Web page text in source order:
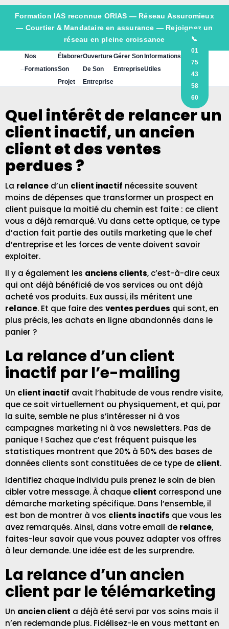
Formation IAS reconnue ORIAS — Réseau Assuromieux
— Courtier & Mandataire en assurance — Rejoignez un
réseau en pleine croissance
Nos
Formations
Élaborer
Son
Projet
Ouverture
De Son
Entreprise
Gérer Son
Entreprise
Informations
Utiles
📞
01
75
43
58
60
Quel intérêt de relancer un
client inactif, un ancien
client et des ventes
perdues ?
La relance d’un client inactif nécessite souvent
moins de dépenses que transformer un prospect en
client puisque la moitié du chemin est faite : ce client
vous a déjà remarqué. Vu dans cette optique, ce type
d’action fait partie des outils marketing que le chef
d’entreprise et les forces de vente doivent savoir
exploiter.
Il y a également les anciens clients, c’est-à-dire ceux
qui ont déjà bénéficié de vos services ou ont déjà
acheté vos produits. Eux aussi, ils méritent une
relance. Et que faire des ventes perdues qui sont, en
plus précis, les achats en ligne abandonnés dans le
panier ?
La relance d’un client
inactif par l’e-mailing
Un client inactif avait l’habitude de vous rendre visite,
que ce soit virtuellement ou physiquement, et qui, par
la suite, semble ne plus s’intéresser ni à vos
campagnes marketing ni à vos newsletters. Pas de
panique ! Sachez que c’est fréquent puisque les
statistiques montrent que 20% à 50% des bases de
données clients sont constituées de ce type de client.
Identifiez chaque individu puis prenez le soin de bien
cibler votre message. À chaque client correspond une
démarche marketing spécifique. Dans l’ensemble, il
est bon de montrer à vos clients inactifs que vous les
avez remarqués. Ainsi, dans votre email de relance,
faites-leur savoir que vous pouvez adapter vos offres
à leur demande. Une idée est de les surprendre.
La relance d’un ancien
client par le télémarketing
Un ancien client a déjà été servi par vos soins mais il
n’en redemande plus. Fidélisez-le en vous mettant en